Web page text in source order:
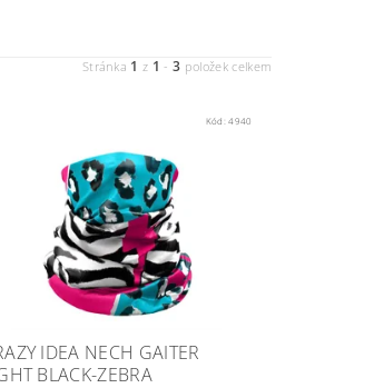
Stránka 1 z 1 -3 položek celkem
Kód:4940
IDEA NECH GAITER
BLACK-ZEBRA